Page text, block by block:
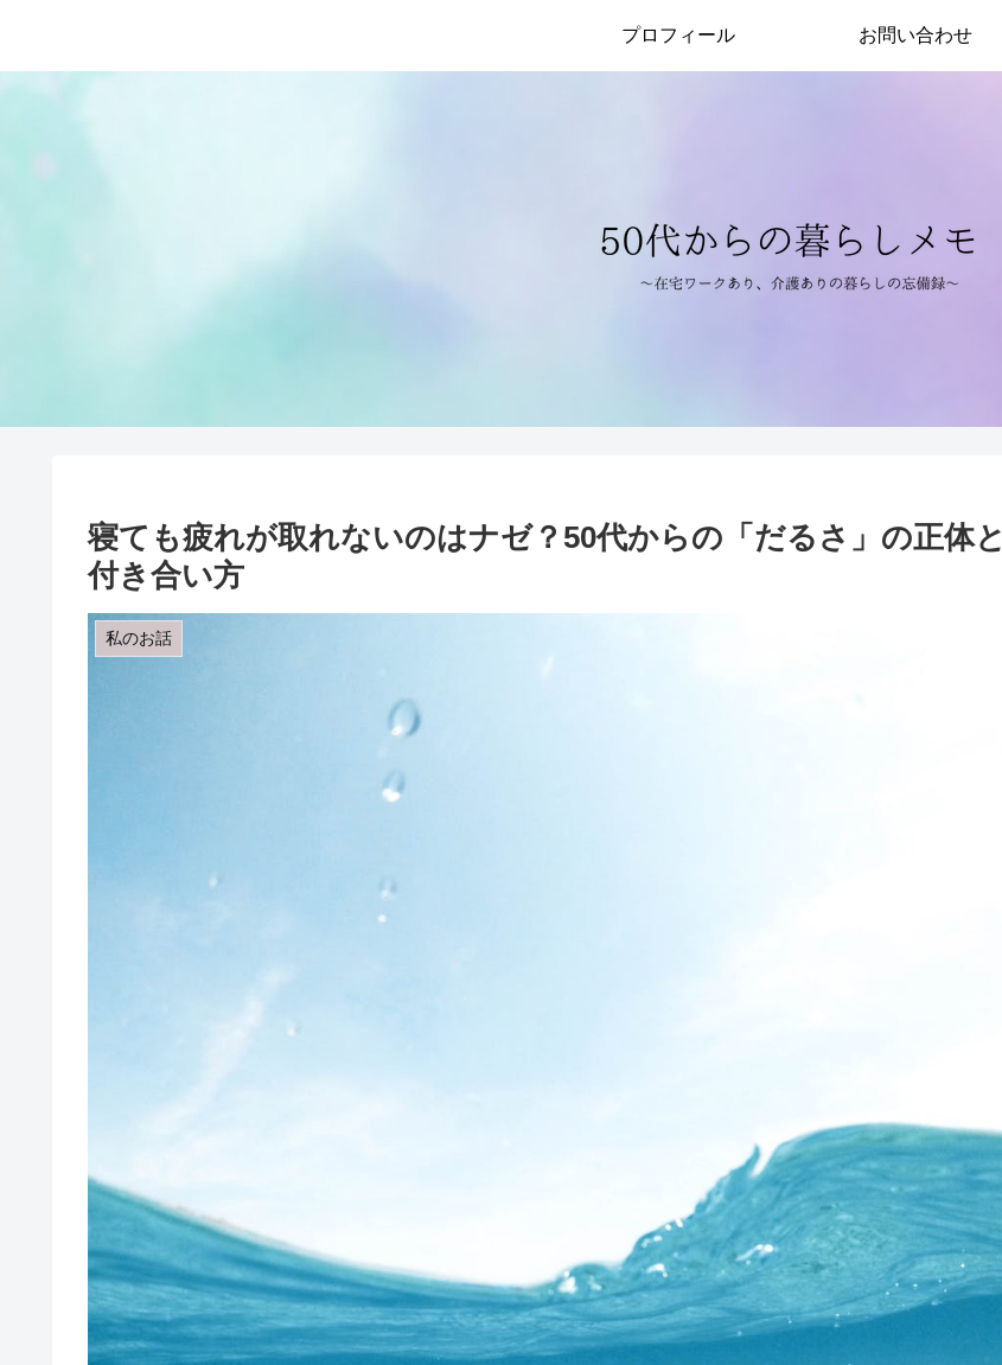
プロフィール お問い合わせ
寝ても疲れが取れないのはナゼ？50代からの「だるさ」の正体と
付き合い方
私のお話